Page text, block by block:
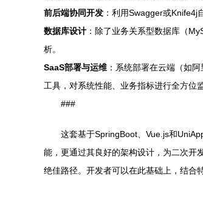
前后端协同开发 ：利用Swagger或
数据库设计 ：除了业务关系型数据库（
析。
SaaS部署与运维 ：系统部署在云端（如
工具，对系统性能、业务指标进行全方位监
###
这套基于SpringBoot、Vue.js和
能，更通过其良好的架构设计，为二次开
绝佳路径。开发者可以在此基础上，结合